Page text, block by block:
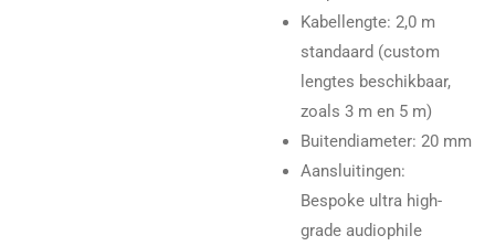
Kabellengte: 2,0 m
standaard (custom
lengtes beschikbaar,
zoals 3 m en 5 m)
Buitendiameter: 20 mm
Aansluitingen:
Bespoke ultra high-
grade audiophile